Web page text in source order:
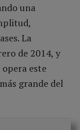
una
La
de 2014, y
este
grande del